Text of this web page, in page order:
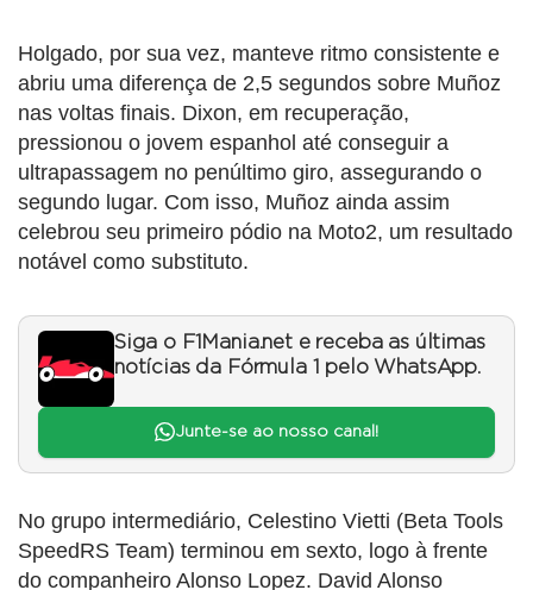
Holgado, por sua vez, manteve ritmo consistente e
abriu uma diferença de 2,5 segundos sobre Muñoz
nas voltas finais. Dixon, em recuperação,
pressionou o jovem espanhol até conseguir a
ultrapassagem no penúltimo giro, assegurando o
segundo lugar. Com isso, Muñoz ainda assim
celebrou seu primeiro pódio na Moto2, um resultado
notável como substituto.
Siga o F1Mania.net e receba as últimas
notícias da Fórmula 1 pelo WhatsApp.
Junte-se ao nosso canal!
No grupo intermediário, Celestino Vietti (Beta Tools
SpeedRS Team) terminou em sexto, logo à frente
do companheiro Alonso Lopez. David Alonso